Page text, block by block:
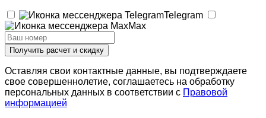
Telegram
Max
Получить расчет и скидку
Оставляя свои контактные данные, вы подтверждаете
свое совершеннолетие, соглашаетесь на обработку
персональных данных в соответствии с Правовой
информацией